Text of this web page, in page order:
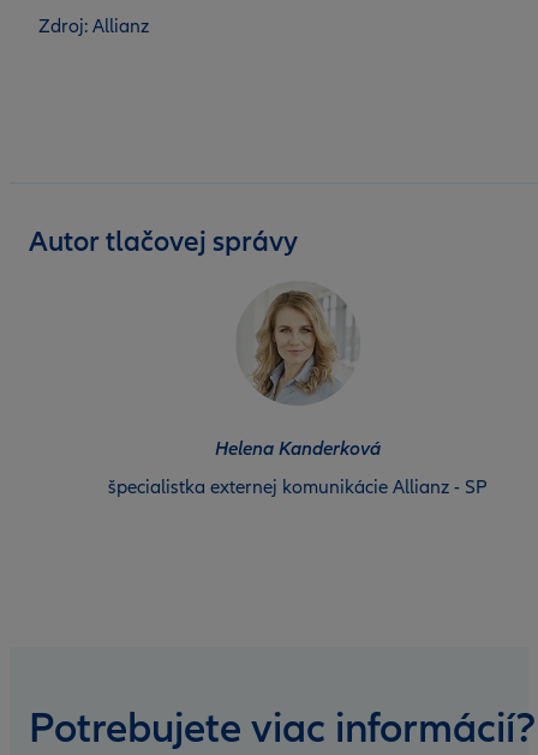
Zdroj: Allianz
Autor tlačovej správy
Helena Kanderková
špecialistka externej komunikácie Allianz - SP
Potrebujete viac informácií?